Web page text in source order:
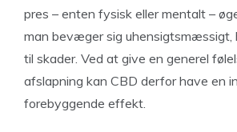
pres – enten fysisk eller mentalt –
man bevæger sig uhensigtsmæssigt,
til skader. Ved at give en generel
afslapning kan CBD derfor have en
forebyggende effekt.